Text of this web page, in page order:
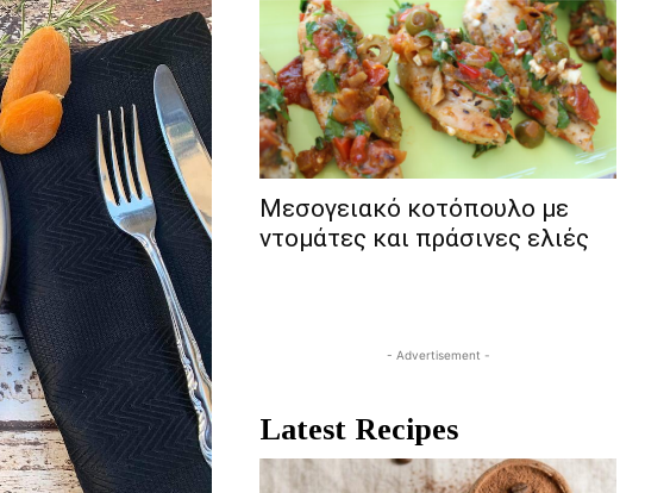
Μεσογειακό κοτόπουλο με
ντομάτες και πράσινες ελιές
- Advertisement -
Latest Recipes